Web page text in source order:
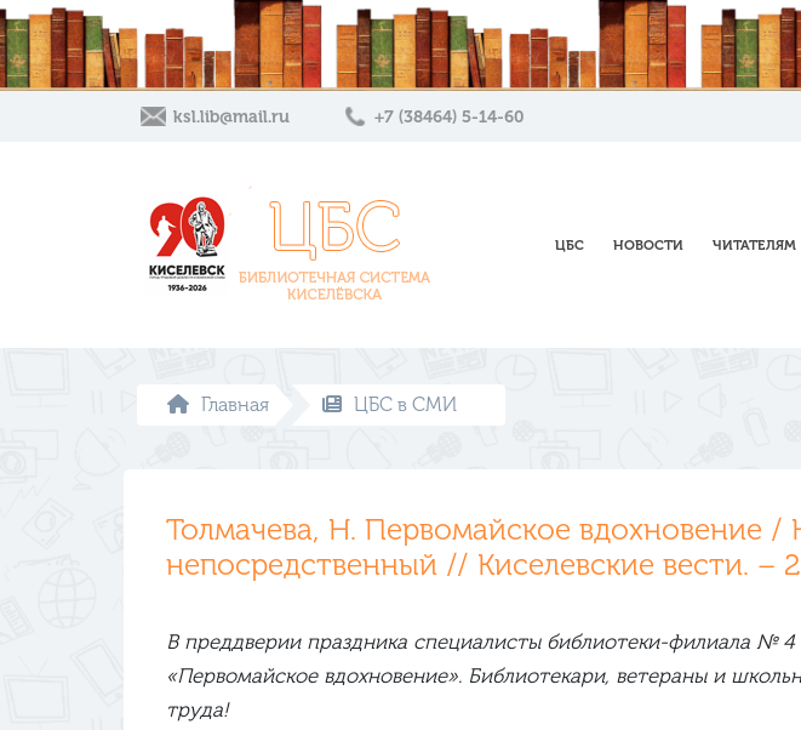
ksl.lib@mail.ru +7 (38464) 5-14-60
ЦБС НОВОСТИ ЧИТАТЕЛЯМ
Главная ЦБС в СМИ
Толмачева, Н. Первомайское вдохновение /
непосредственный // Киселевские вести. –
В преддверии праздника специалисты библиотеки-филиала №
«Первомайское вдохновение». Библиотекари, ветераны и
труда!